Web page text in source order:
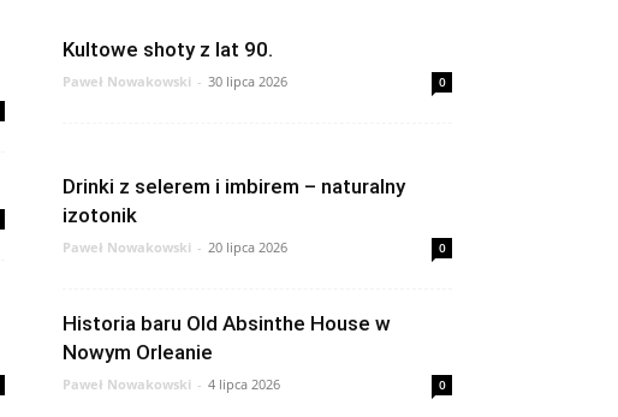
Kultowe shoty z lat 90.
Paweł Nowakowski - 30 lipca 2026 0
Drinki z selerem i imbirem – naturalny
izotonik
Paweł Nowakowski - 20 lipca 2026 0
Historia baru Old Absinthe House w
Nowym Orleanie
Paweł Nowakowski - 4 lipca 2026 0